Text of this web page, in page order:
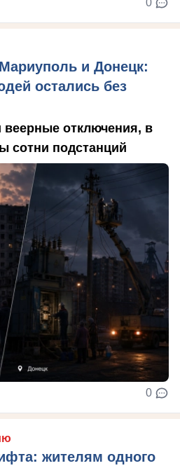
0
и Донецк:
остались без
отключения, в
сотни подстанций
0
жителям одного